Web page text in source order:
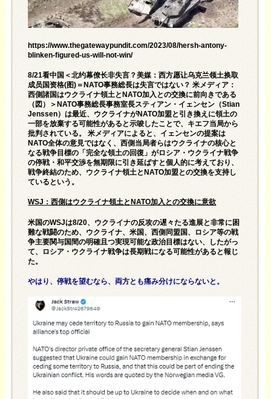
https://www.thegatewaypundit.com/2023/08/hersh-antony-
blinken-figured-us-will-not-win/
8/21看中国＜北约幕僚长非失言？美媒：西方愿让乌克兰领土换取
成员国资格(图)＝NATO事務総長は失言ではない？ 米メディア：
西側諸国はウクライナ領土とNATO加入との交換に前向きである
（図）＞NATO事務総長事務室長スティアン・イェンセン（Stian
Jenssen）は最近、ウクライナがNATO加盟と引き換えに領土の
一部を放棄する可能性があると示唆したことで、キエフ当局から
批判されている。 米メディアによると、イェンセンの提案は
NATO全体の意見ではなく、西側当局者らはウクライナの核心と
なる戦争目標の「完全な領土の回復」がロシア・ウクライナ戦争
の停戦・和平交渉を無期限に引き延ばすと個人的に考えており、
戦争終結のため、ウクライナ領土とNATO加盟との交換を支持し
ているという。
WSJ ：西側はウクライナ領土とNATO加入との交換に意欲
米国のWSJは8/20、ウクライナの反攻の遅々たる進展と非常に困
難な戦闘のため、ウクライナ、米国、西側同盟国、ロシア等の戦
争主要関与国間の明確且つ実現可能な政治目標はない、したがっ
て、ロシア・ウクライナ戦争は長期戦になる可能性があると報じ
た。
やはり、停戦を望むなら、両方とも痛み分けにならないと。